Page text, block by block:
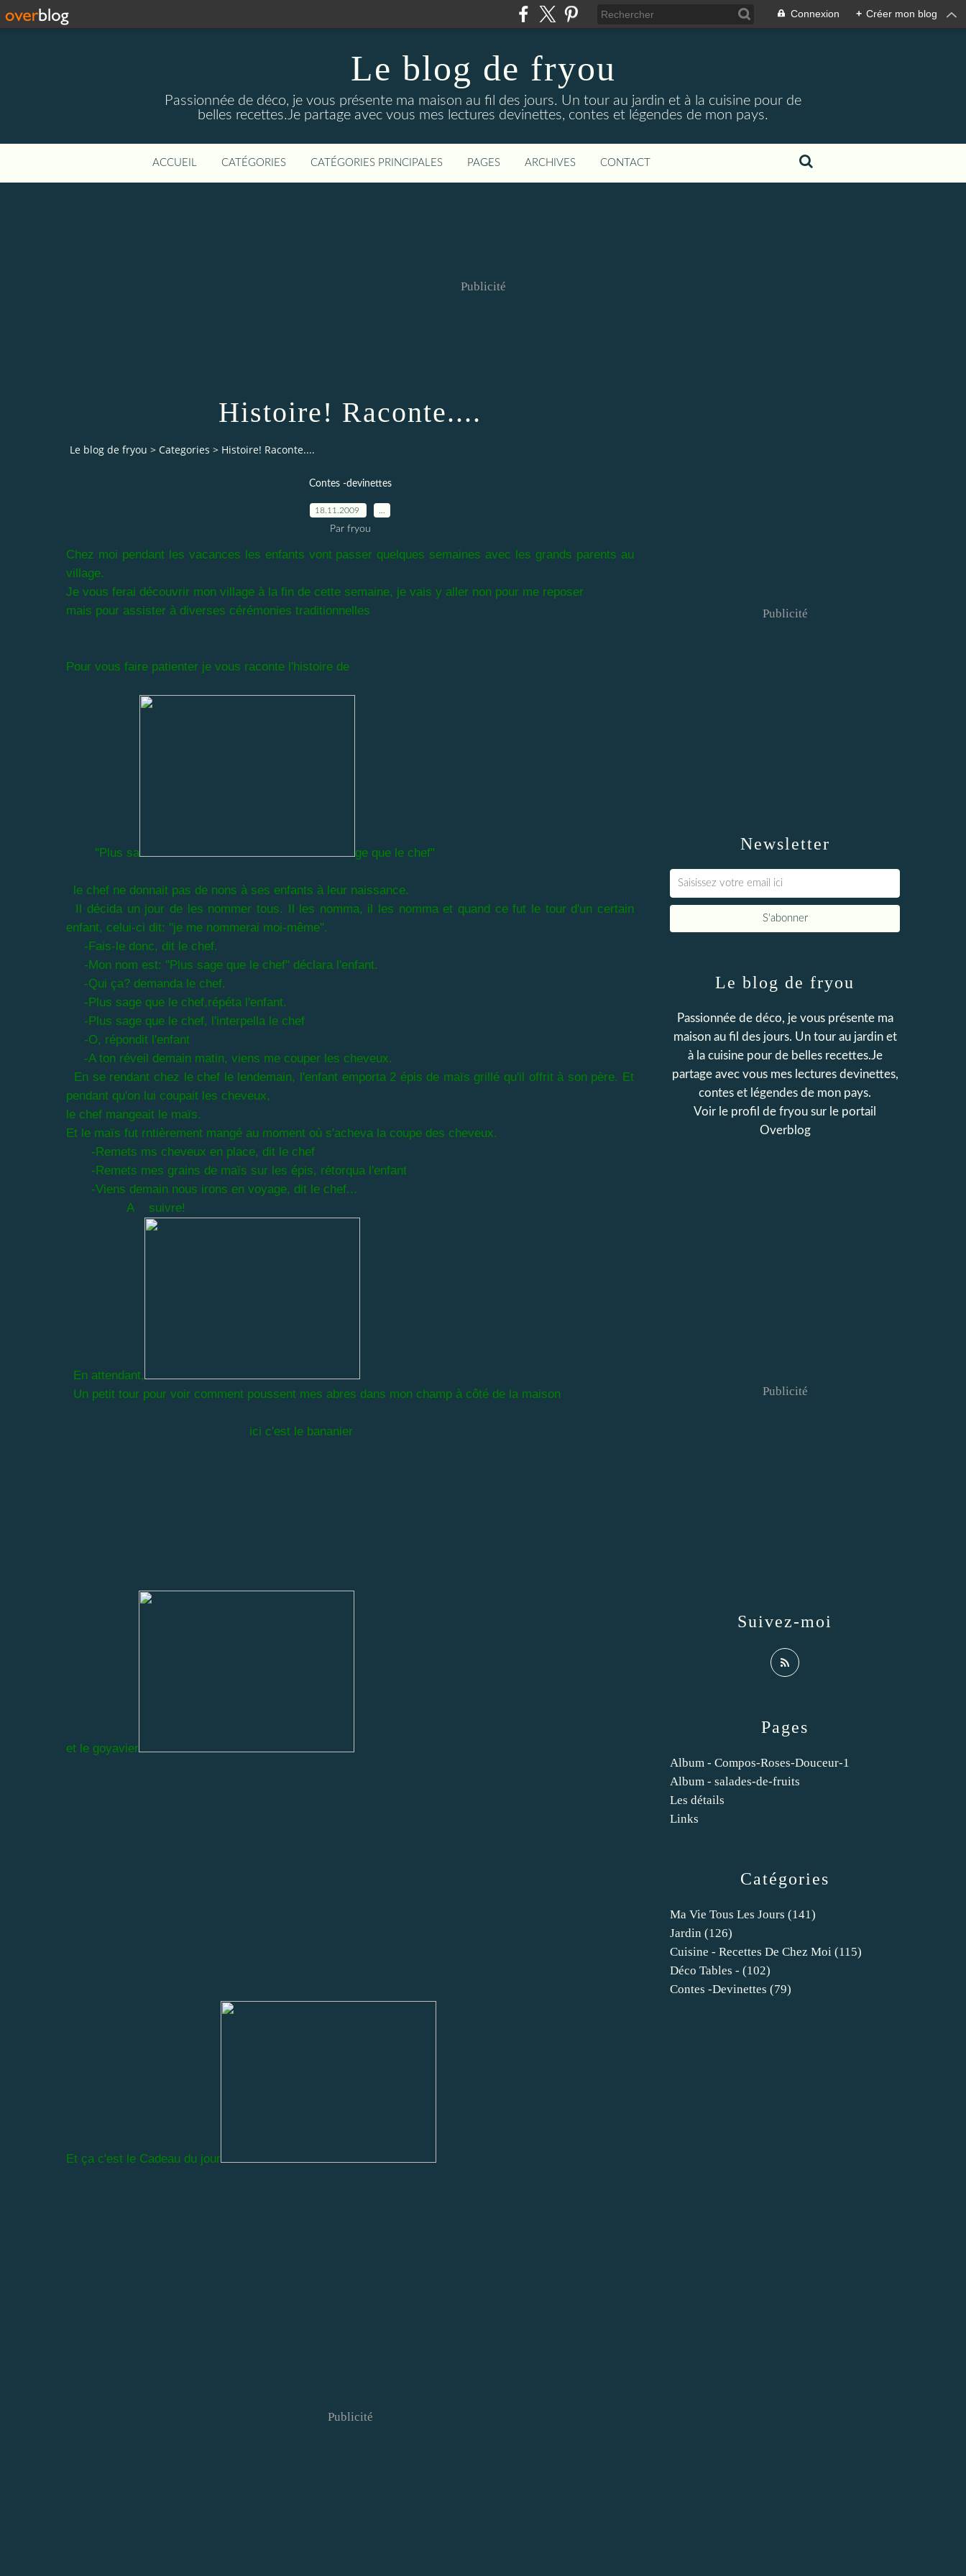
Connexion + Créer mon blog
Le blog de fryou
Passionnée de déco, je vous présente ma maison au fil des jours. Un tour au jardin et à la cuisine pour de
belles recettes.Je partage avec vous mes lectures devinettes, contes et légendes de mon pays.
ACCUEIL CATÉGORIES CATÉGORIES PRINCIPALES PAGES ARCHIVES CONTACT
Publicité
Histoire! Raconte....
Le blog de fryou > Categories > Histoire! Raconte....
Contes -devinettes
18.11.2009
Par fryou
Chez moi pendant les vacances les enfants vont passer quelques semaines avec les grands parents au
village.
Je vous ferai découvrir mon village à la fin de cette semaine, je vais y aller non pour me reposer
mais pour assister à diverses cérémonies traditionnelles
Pour vous faire patienter je vous raconte l'histoire de
"Plus sa ge que le chef"
le chef ne donnait pas de nons à ses enfants à leur naissance.
Il décida un jour de les nommer tous. Il les nomma, il les nomma et quand ce fut le tour d'un certain
enfant, celui-ci dit: "je me nommerai moi-même".
-Fais-le donc, dit le chef.
-Mon nom est: "Plus sage que le chef" déclara l'enfant.
-Qui ça? demanda le chef.
-Plus sage que le chef,répéta l'enfant.
-Plus sage que le chef, l'interpella le chef
-O, répondit l'enfant
-A ton réveil demain matin, viens me couper les cheveux.
En se rendant chez le chef le lendemain, l'enfant emporta 2 épis de maïs grillé qu'il offrit à son père. Et
pendant qu'on lui coupait les cheveux,
le chef mangeait le maïs.
Et le maïs fut rntièrement mangé au moment où s'acheva la coupe des cheveux.
-Remets ms cheveux en place, dit le chef
-Remets mes grains de maïs sur les épis, rétorqua l'enfant
-Viens demain nous irons en voyage, dit le chef...
A suivre!
En attendant,
Un petit tour pour voir comment poussent mes abres dans mon champ à côté de la maison
ici c'est le bananier
et le goyavier
Et ça c'est le Cadeau du jour
Publicité
Newsletter
Publicité
Catégories
Ma Vie Tous Les Jours (141)
Jardin (126)
Cuisine - Recettes De Chez Moi (115)
Déco Tables - (102)
Contes -devinettes (79)
Pages
Album - Compos-Roses-Douceur-1
Album - salades-de-fruits
Les détails
Links
Le blog de fryou
Passionnée de déco, je vous présente ma
maison au fil des jours. Un tour au jardin et
à la cuisine pour de belles recettes.Je
partage avec vous mes lectures devinettes,
contes et légendes de mon pays.
Voir le profil de fryou sur le portail
Overblog
Suivez-moi
Publicité